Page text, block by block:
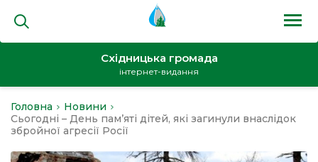
Східницька громада
інтернет-видання
Головна
Новини
Сьогодні – День пам’яті дітей, які загинули внаслідок
збройної агресії Росії